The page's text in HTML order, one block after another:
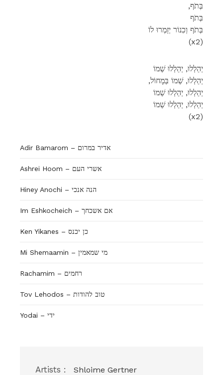
,בְּתֹף
בְּתֹף
בְּתֹף וְכִנוֹר יְזַמְרוּ לוֹ
(x2)
יְהַלְלוּ, יְהַלְלוּ שְׁמוֹ
,יְהַלְלוּ, שְׁמוֹ בְּמָחוֹל
יְהַלְלוּ, יְהַלְלוּ שְׁמוֹ
יְהַלְלוּ, יְהַלְלוּ שְׁמוֹ
(x2)
Adir Bamarom – אדיר במרום
Ashrei Hoom – אשרי העם
Hiney Anochi – הנה אנכי
Im Eshkocheich – אם אשכחך
Ken Yikanes – כן יכנס
Mi Shemaamin – מי שמאמין
Rachamim – רחמים
Tov Lehodos – טוב להודות
Yodai – ידי
Artists : Shloime Gertner